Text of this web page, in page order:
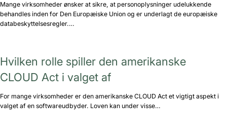
Mange virksomheder ønsker at sikre, at personoplysninger udelukkende
behandles inden for Den Europæiske Union og er underlagt de europæiske
databeskyttelsesregler.…
Hvilken rolle spiller den amerikanske
CLOUD Act i valget af
For mange virksomheder er den amerikanske CLOUD Act et vigtigt aspekt i
valget af en softwareudbyder. Loven kan under visse…